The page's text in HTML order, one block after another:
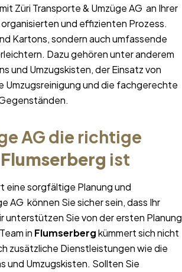
Züri Transporte & Umzüge AG an Ihrer
organisierten und effizienten Prozess.
Kartons, sondern auch umfassende
Dazu gehören unter anderem
und Umzugskisten, der Einsatz von
Umzugsreinigung und die fachgerechte
AG die richtige
Flumserberg ist
eine sorgfältige Planung und
AG können Sie sicher sein, dass Ihr
unterstützen Sie von der ersten Planung
in Flumserbergkümmert sich nicht
zusätzliche Dienstleistungen wie die
und Umzugskisten. Sollten Sie